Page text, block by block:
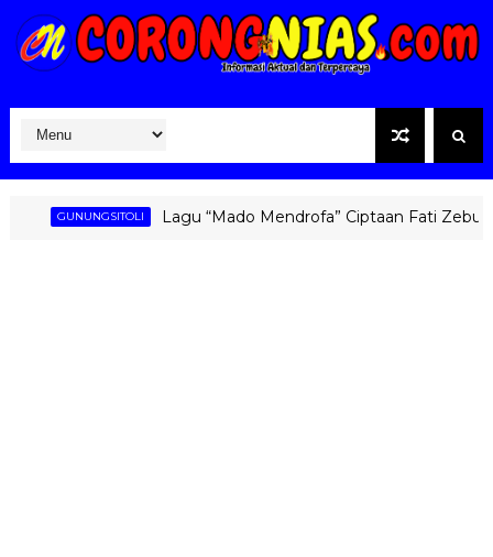
GUNUNGSITOLI Lagu “Mado Mendrofa” Ciptaan Fati Zebua